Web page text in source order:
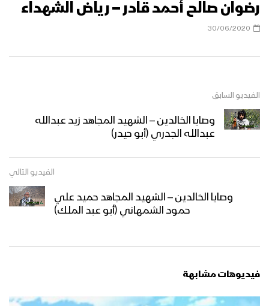
رضوان صالح أحمد قادر – رياض الشهداء
30/06/2020
الفيديو السابق
وصايا الخالدين – الشهيد المجاهد زيد عبدالله
عبدالله الجدري (أبو حيدر)
الفيديو التالي
وصايا الخالدين – الشهيد المجاهد حميد علي
حمود الشمهاني (أبو عبد الملك)
فيديوهات مشابهة